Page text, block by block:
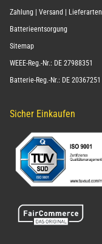
Zahlung | Versand | Lieferarten
Batterieentsorgung
Sitemap
WEEE-Reg.-Nr.: DE 27988351
Batterie-Reg.-Nr.: DE 20367251
Sicher Einkaufen